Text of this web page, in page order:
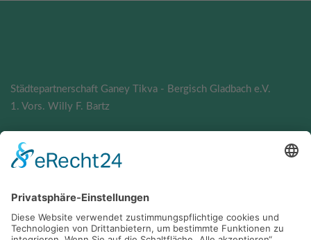
Städtepartnerschaft Ganey Tikva - Bergisch Gladbach e.V.
1. Vors. Willy F. Bartz
mail@ganey-tikva-verein.gl
Darüber freuen wir uns!